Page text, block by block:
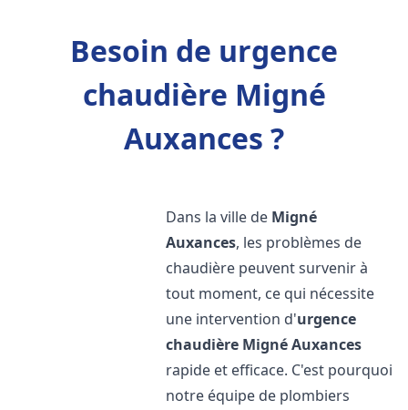
Besoin de urgence
chaudière Migné
Auxances ?
Dans la ville de Migné
Auxances, les problèmes de
chaudière peuvent survenir à
tout moment, ce qui nécessite
une intervention d'urgence
chaudière Migné Auxances
rapide et efficace. C'est pourquoi
notre équipe de plombiers